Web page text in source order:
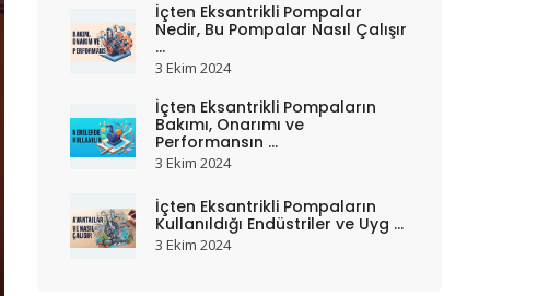
İçten Eksantrikli Pompalar
Nedir, Bu Pompalar Nasıl Çalışır
...
3 Ekim 2024
İçten Eksantrikli Pompaların
Bakımı, Onarımı ve
Performansın ...
3 Ekim 2024
İçten Eksantrikli Pompaların
Kullanıldığı Endüstriler ve Uyg ...
3 Ekim 2024